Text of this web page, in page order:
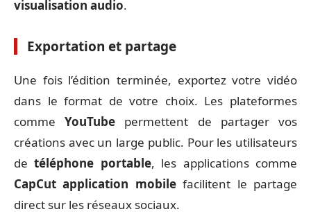
visualisation audio.
Exportation et partage
Une fois l’édition terminée, exportez votre vidéo
dans le format de votre choix. Les plateformes
commeYouTube permettent de partager vos
créations avec un large public. Pour les utilisateurs
detéléphone portable, les applications comme
CapCut application mobilefacilitent le partage
direct sur les réseaux sociaux.